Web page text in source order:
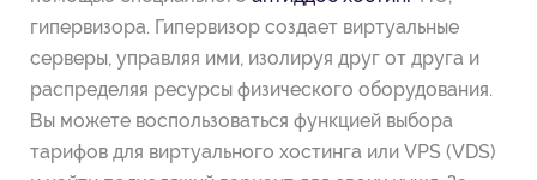
гипервизора. Гипервизор создает виртуальные
серверы, управляя ими, изолируя друг от друга и
распределяя ресурсы физического оборудования.
Вы можете воспользоваться функцией выбора
тарифов для виртуального хостинга или VPS (VDS)